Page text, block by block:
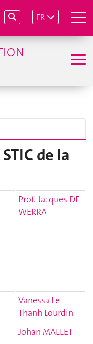
FR
de la
Prof. Jacques DE
WERRA
--
---
Vanessa Le
Thanh Lourdin
Johan MALLET